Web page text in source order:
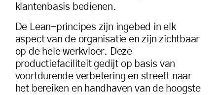
klantenbasis bedienen.
De Lean-principes zijn ingebed in elk
aspect van de organisatie en zijn zichtbaar
op de hele werkvloer. Deze
productiefaciliteit gedijt op basis van
voortdurende verbetering en streeft naar
het bereiken en handhaven van de hoogste